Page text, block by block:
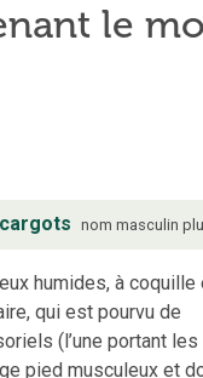
le
nom masculin
humides, à coquille
qui est pourvu de
(l’une portant les
pied musculeux et